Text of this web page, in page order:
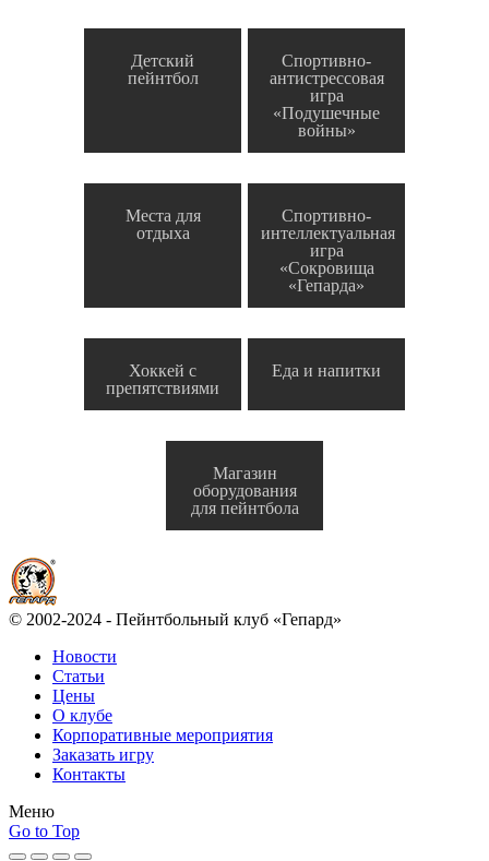
Детский
пейнтбол
Спортивно-
антистрессовая
игра
«Подушечные
войны»
Места для
отдыха
Спортивно-
интеллектуальная
игра
«Сокровища
«Гепарда»
Хоккей с
препятствиями
Еда и напитки
Магазин
оборудования
для пейнтбола
© 2002-2024 - Пейнтбольный клуб «Гепард»
Новости
Статьи
Цены
О клубе
Корпоративные мероприятия
Заказать игру
Контакты
Меню
Go to Top